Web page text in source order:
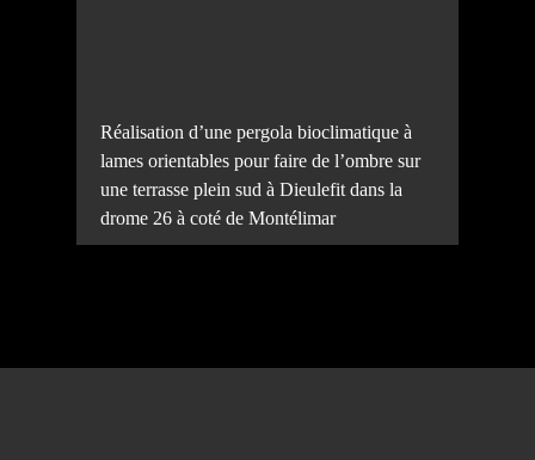
Réalisation d’une pergola bioclimatique à
lames orientables pour faire de l’ombre sur
une terrasse plein sud à Dieulefit dans la
drome 26 à coté de Montélimar